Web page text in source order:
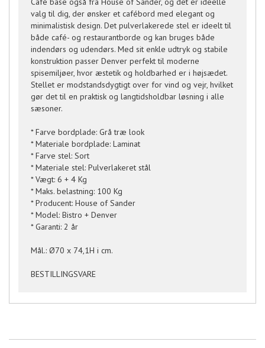
valg til dig, der ønsker et cafébord med elegant og
minimalistisk design. Det pulverlakerede stel er ideelt til
både café- og restaurantborde og kan bruges både
indendørs og udendørs. Med sit enkle udtryk og stabile
konstruktion passer Denver perfekt til moderne
spisemiljøer, hvor æstetik og holdbarhed er i højsædet.
Stellet er modstandsdygtigt over for vind og vejr, hvilket
gør det til en praktisk og langtidsholdbar løsning i alle
sæsoner.
* Farve bordplade: Grå træ look
* Materiale bordplade: Laminat
* Farve stel: Sort
* Materiale stel: Pulverlakeret stål
* Vægt: 6 + 4 Kg
* Maks. belastning: 100 Kg
* Producent: House of Sander
* Model: Bistro + Denver
* Garanti: 2 år
Mål.: Ø70 x 74,1H i cm.
BESTILLINGSVARE